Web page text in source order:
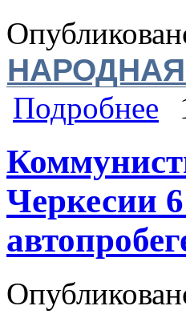
Подробнее о
Черкесии